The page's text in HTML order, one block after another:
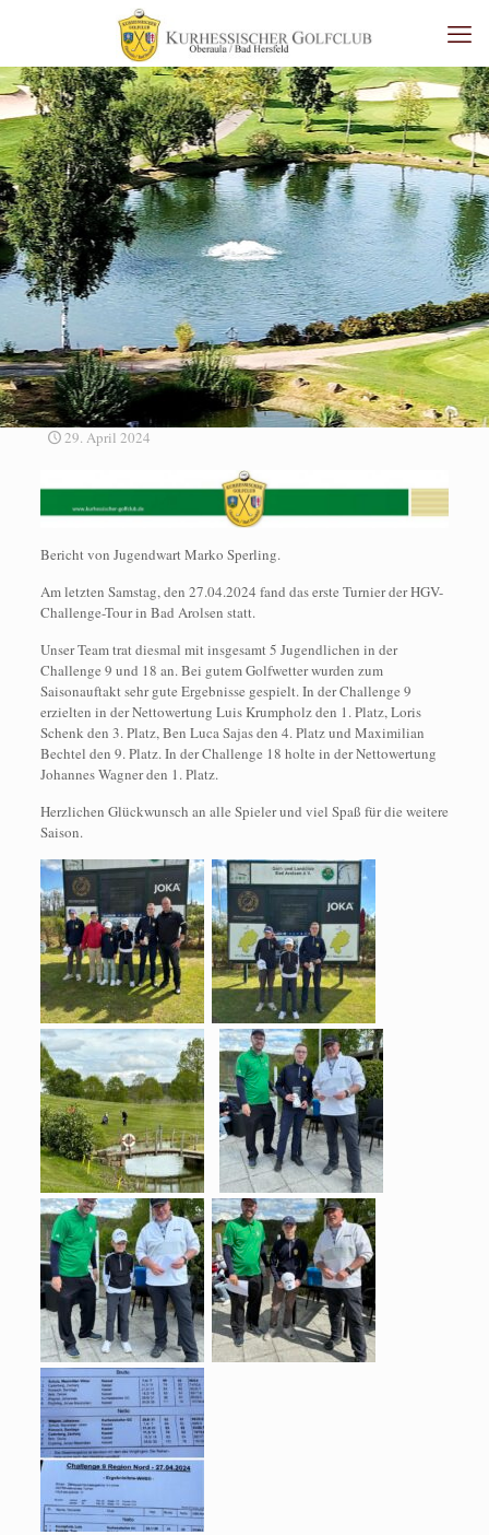
29. April 2024
Bericht von Jugendwart Marko Sperling.
Am letzten Samstag, den 27.04.2024 fand das erste Turnier der HGV-
Challenge-Tour in Bad Arolsen statt.
Unser Team trat diesmal mit insgesamt 5 Jugendlichen in der
Challenge 9 und 18 an. Bei gutem Golfwetter wurden zum
Saisonauftakt sehr gute Ergebnisse gespielt. In der Challenge 9
erzielten in der Nettowertung Luis Krumpholz den 1. Platz, Loris
Schenk den 3. Platz, Ben Luca Sajas den 4. Platz und Maximilian
Bechtel den 9. Platz. In der Challenge 18 holte in der Nettowertung
Johannes Wagner den 1. Platz.
Herzlichen Glückwunsch an alle Spieler und viel Spaß für die weitere
Saison.